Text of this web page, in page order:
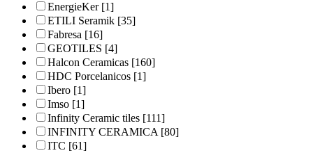
EnergieKer[1]
ETILI Seramik [35]
Fabresa [16]
GEOTILES [4]
Halcon Ceramicas [160]
HDC Porcelanicos [1]
Ibero [1]
Imso [1]
Infinity Ceramic tiles [111]
INFINITY CERAMICA[80]
ITC [61]